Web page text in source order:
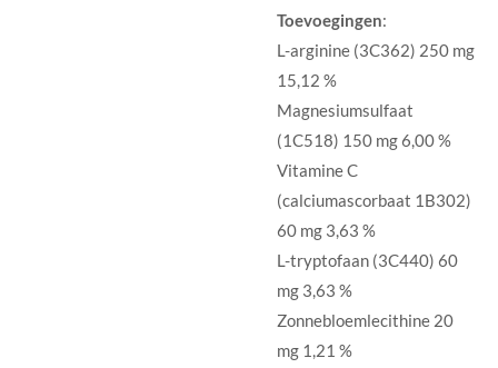
Toevoegingen:
L-arginine (3C362) 250 mg
15,12 %
Magnesiumsulfaat
(1C518) 150 mg 6,00 %
Vitamine C
(calciumascorbaat 1B302)
60 mg 3,63 %
L-tryptofaan (3C440) 60
mg 3,63 %
Zonnebloemlecithine 20
mg 1,21 %